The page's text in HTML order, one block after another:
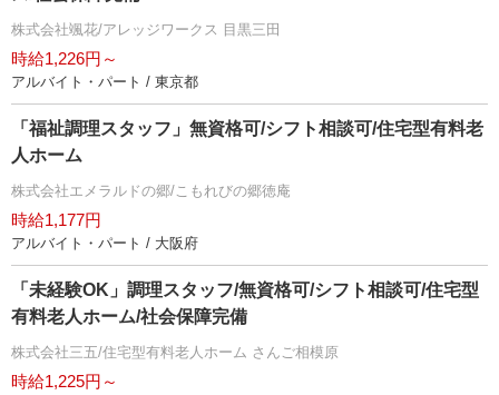
株式会社颯花/アレッジワークス 目黒三田
時給1,226円～
アルバイト・パート / 東京都
「福祉調理スタッフ」無資格可/シフト相談可/住宅型有料老
人ホーム
株式会社エメラルドの郷/こもれびの郷徳庵
時給1,177円
アルバイト・パート / 大阪府
「未経験OK」調理スタッフ/無資格可/シフト相談可/住宅型
有料老人ホーム/社会保障完備
株式会社三五/住宅型有料老人ホーム さんご相模原
時給1,225円～